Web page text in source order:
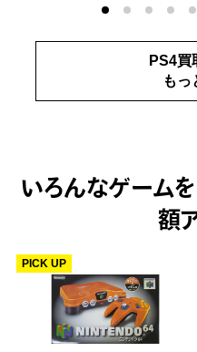
PS4買
もっ
いろんなゲーム
額
PICK UP